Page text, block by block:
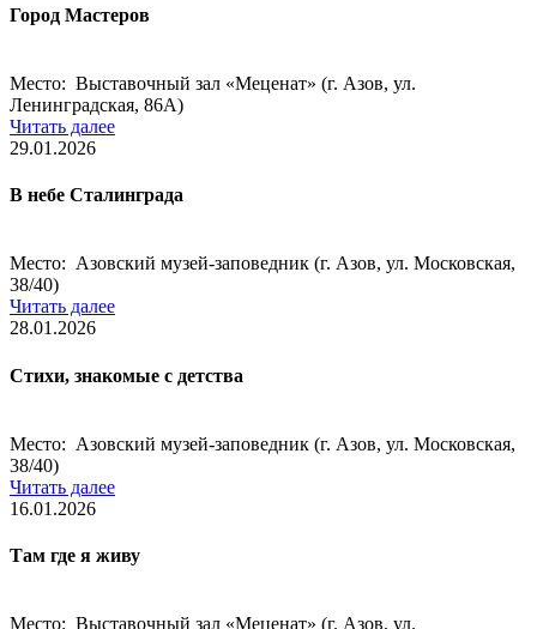
Город Мастеров
Место: Выставочный зал «Меценат» (г. Азов, ул.
Ленинградская, 86А)
Читать далее
29.01.2026
В небе Сталинграда
Место: Азовский музей-заповедник (г. Азов, ул. Московская,
38/40)
Читать далее
28.01.2026
Стихи, знакомые с детства
Место: Азовский музей-заповедник (г. Азов, ул. Московская,
38/40)
Читать далее
16.01.2026
Там где я живу
Место: Выставочный зал «Меценат» (г. Азов, ул.